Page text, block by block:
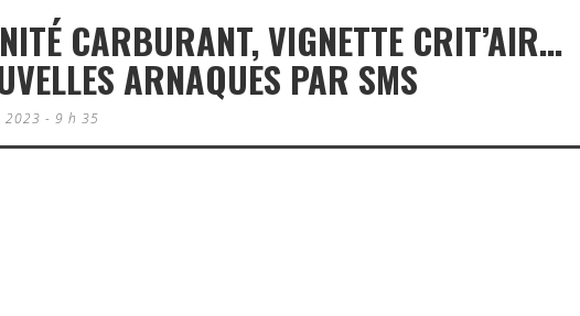
CARBURANT, VIGNETTE CRIT’AIR…
ARNAQUES PAR SMS
2023 - 9 h 35